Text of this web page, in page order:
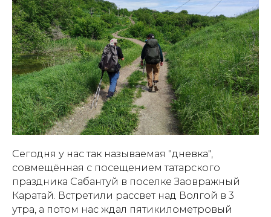
Сегодня у нас так называемая "дневка",
совмещённая с посещением татарского
праздника Сабантуй в поселке Заовражный
Каратай. Встретили рассвет над Волгой в 3
утра, а потом нас ждал пятикилометровый